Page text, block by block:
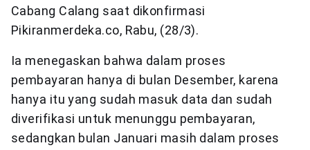
Cabang Calang saat dikonfirmasi
Pikiranmerdeka.co, Rabu, (28/3).
Ia menegaskan bahwa dalam proses
pembayaran hanya di bulan Desember, karena
hanya itu yang sudah masuk data dan sudah
diverifikasi untuk menunggu pembayaran,
sedangkan bulan Januari masih dalam proses